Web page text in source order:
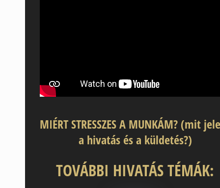
MIÉRT STRESSZES A MUNKÁM? (mit
a hivatás és a küldetés?)
TOVÁBBI HIVATÁS TÉMÁK: